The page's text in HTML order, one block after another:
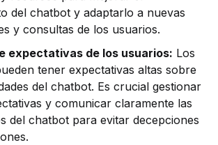
del chatbot y adaptarlo a nuevas
y consultas de los usuarios.
expectativas de los usuarios: Los
tener expectativas altas sobre
del chatbot. Es crucial gestionar
y comunicar claramente las
del chatbot para evitar decepciones